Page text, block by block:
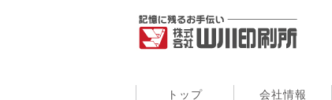
トップ 会社情報